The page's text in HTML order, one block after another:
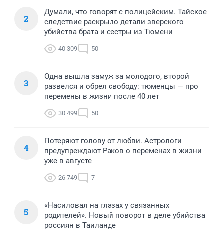
2
Думали, что говорят с полицейским. Тайское
следствие раскрыло детали зверского
убийства брата и сестры из Тюмени
40 309 50
3
Одна вышла замуж за молодого, второй
развелся и обрел свободу: тюменцы — про
перемены в жизни после 40 лет
30 499 50
4
Потеряют голову от любви. Астрологи
предупреждают Раков о переменах в жизни
уже в августе
26 749 7
5
«Насиловал на глазах у связанных
родителей». Новый поворот в деле убийства
россиян в Таиланде